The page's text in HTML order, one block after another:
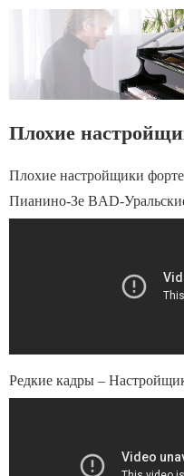
Плохие
Плохие настройщики
Пианино-Зе BAD-
Редкие кадры –